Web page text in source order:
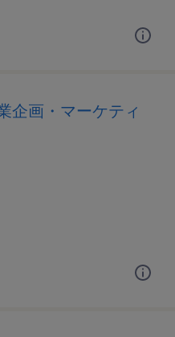
企画・マーケティ